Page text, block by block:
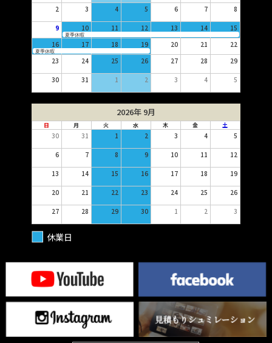
2 3 4 5 6 7 8
9 10 11 12 13 14 15
夏季休暇
16 17 18 19 20 21 22
夏季休暇
23 24 25 26 27 28 29
30 31 1 2 3 4 5
2026年 9月
日 月 火 水 木 金 土
30 31 1 2 3 4 5
6 7 8 9 10 11 12
13 14 15 16 17 18 19
20 21 22 23 24 25 26
27 28 29 30 1 2 3
休業日